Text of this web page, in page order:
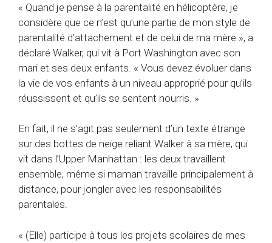
« Quand je pense à la parentalité en hélicoptère, je
considère que ce n’est qu’une partie de mon style de
parentalité d’attachement et de celui de ma mère », a
déclaré Walker, qui vit à Port Washington avec son
mari et ses deux enfants. « Vous devez évoluer dans
la vie de vos enfants à un niveau approprié pour qu’ils
réussissent et qu’ils se sentent nourris. »
En fait, il ne s’agit pas seulement d’un texte étrange
sur des bottes de neige reliant Walker à sa mère, qui
vit dans l’Upper Manhattan : les deux travaillent
ensemble, même si maman travaille principalement à
distance, pour jongler avec les responsabilités
parentales.
« (Elle) participe à tous les projets scolaires de mes